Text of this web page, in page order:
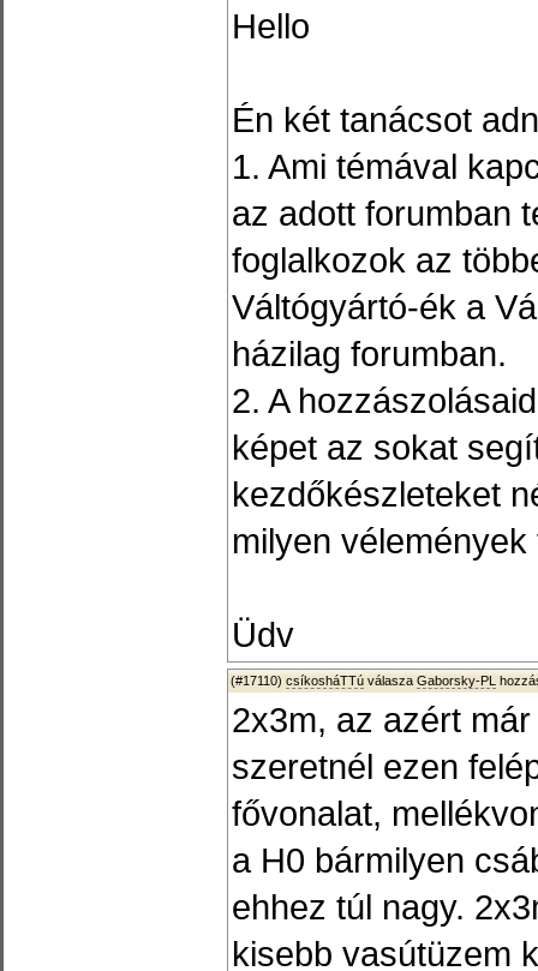
Hello
Én két tanácsot
1. Ami témával
az adott forumban
foglalkozok az
Váltógyártó-ék a
házilag forumban.
2. A
képet az sokat
kezdőkészleteket
milyen
Üdv
(#17110) csíkosháTTú válasza Gaborsky-PL
2x3m, az azért
szeretnél ezen
fővonalat,
a H0 bármilyen
ehhez túl nagy.
kisebb vasútüzem